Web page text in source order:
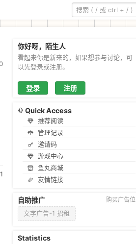
你好呀，陌生人
看起来你是新来的，如果想参与讨论，可
以先登录或注册。
登录 注册
Quick Access
推荐阅读
管理记录
邀请码
游戏中心
鱼丸商城
友情链接
自助推广 购买广告位
文字广告-1 招租
Statistics